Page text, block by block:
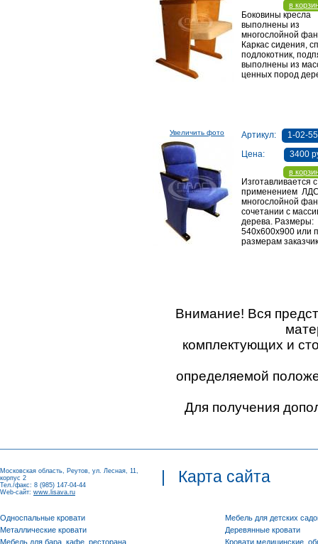
в
Боковины кресла
выполнены из
многослойной
Каркас сидения,
подлокотник,
выполнены из
ценных пород
Увеличить фото Артикул:
1-02-
Цена:
3400
в
Изготавливается с
применением
многослойной
сочетании с
дерева. Размеры:
540х600х900 или
размерам
Внимание! Вся
комплектующих и
определяемой
Для получения
Московская область, Реутов, ул. Лесная, 11,
корпус 2
Тел./факс: 8 (985) 147-04-44
Web-сайт: www.lisava.ru
| Карта сайта
Односпальные кровати
Металлические кровати
Мебель для бара, кафе, ресторана
Мебель для детских
Деревянные кровати
Кровати медицинские,